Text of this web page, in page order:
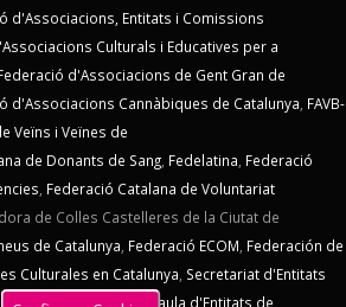
d'Associacions, Entitats i Comissions
Culturals i Educatives per a
d'Associacions de Gent Gran de
d'Associacions Cannàbiques de Catalunya FAVB-
Veïns i Veïnes de
de Donants de Sang Fedelatina Federació
Federació Catalana de Voluntariat
de Colles Castelleres de la Ciutat de
de Catalunya Federació ECOM Federación de
Culturales en Catalunya Secretariat d'Entitats
, SOS Racisme Taula d'Entitats de